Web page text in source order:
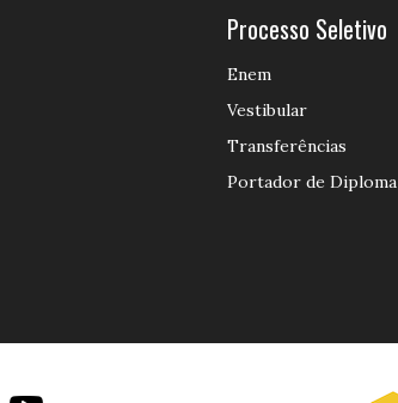
Processo Seletivo
Enem
Vestibular
Transferências
Portador de Diploma